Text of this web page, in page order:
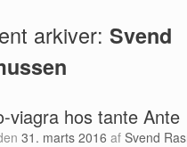
arkiver: Svend
viagra hos tante Ante
31. marts 2016 af Svend